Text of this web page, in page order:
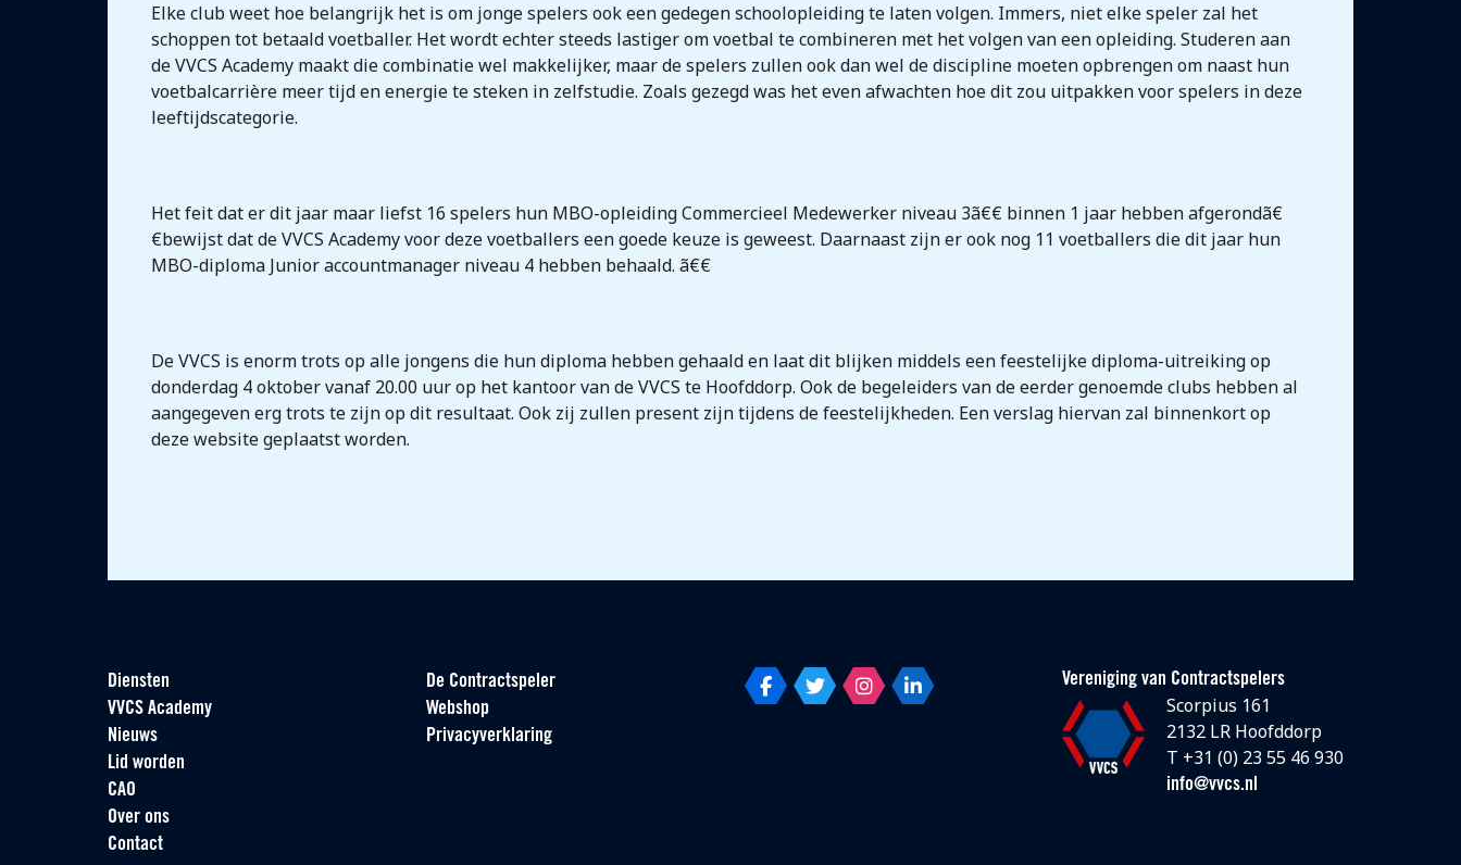
Elke club weet hoe belangrijk het is om jonge spelers ook een gedegen schoolopleiding te laten volgen. Immers, niet elke speler zal het
schoppen tot betaald voetballer. Het wordt echter steeds lastiger om voetbal te combineren met het volgen van een opleiding. Studeren aan
de VVCS Academy maakt die combinatie wel makkelijker, maar de spelers zullen ook dan wel de discipline moeten opbrengen om naast hun
voetbalcarrière meer tijd en energie te steken in zelfstudie. Zoals gezegd was het even afwachten hoe dit zou uitpakken voor spelers in deze
leeftijdscategorie.
Het feit dat er dit jaar maar liefst 16 spelers hun MBO-opleiding Commercieel Medewerker niveau 3ã€€ binnen 1 jaar hebben afgerondã€
€bewijst dat de VVCS Academy voor deze voetballers een goede keuze is geweest. Daarnaast zijn er ook nog 11 voetballers die dit jaar hun
MBO-diploma Junior accountmanager niveau 4 hebben behaald. ã€€
De VVCS is enorm trots op alle jongens die hun diploma hebben gehaald en laat dit blijken middels een feestelijke diploma-uitreiking op
donderdag 4 oktober vanaf 20.00 uur op het kantoor van de VVCS te Hoofddorp. Ook de begeleiders van de eerder genoemde clubs hebben al
aangegeven erg trots te zijn op dit resultaat. Ook zij zullen present zijn tijdens de feestelijkheden. Een verslag hiervan zal binnenkort op
deze website geplaatst worden.
Diensten
VVCS Academy
Nieuws
Lid worden
CAO
Over ons
Contact
De Contractspeler
Webshop
Privacyverklaring
Vereniging van Contractspelers
Scorpius 161
2132 LR Hoofddorp
T +31 (0) 23 55 46 930
info@vvcs.nl